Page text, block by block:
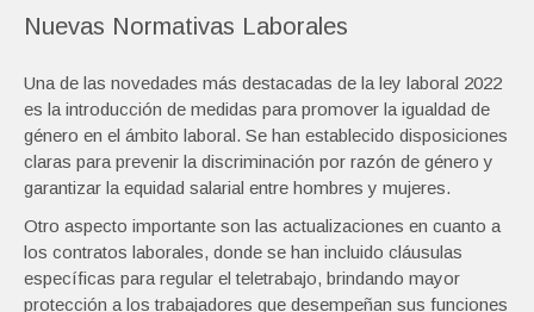
Nuevas Normativas Laborales
Una de las novedades más destacadas de la ley laboral 2022
es la introducción de medidas para promover la igualdad de
género en el ámbito laboral. Se han establecido disposiciones
claras para prevenir la discriminación por razón de género y
garantizar la equidad salarial entre hombres y mujeres.
Otro aspecto importante son las actualizaciones en cuanto a
los contratos laborales, donde se han incluido cláusulas
específicas para regular el teletrabajo, brindando mayor
protección a los trabajadores que desempeñan sus funciones